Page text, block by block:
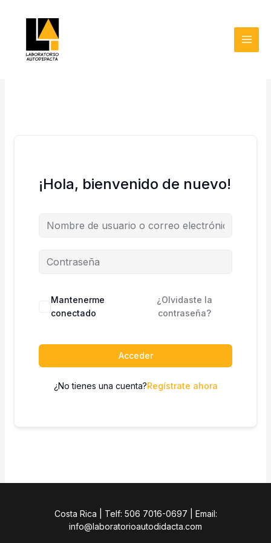
contenido
¡Hola, bienvenido de nuevo!
Mantenerme
conectado
¿Olvidaste la
contraseña?
Acceder
¿No tienes una cuenta?Regístrate ahora
Costa Rica | Telf: 506 7016-0697 | Email:
info@laboratorioautodidacta.com